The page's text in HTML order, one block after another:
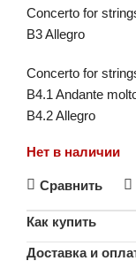
Concerto for
B3 Allegro
Concerto for
B4.1 Andante
B4.2 Allegro
Нет в наличии
Сравнить
Как купить
Доставка и